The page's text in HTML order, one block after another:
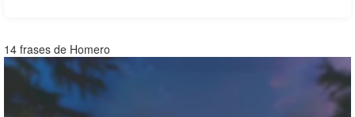
14 frases de Homero